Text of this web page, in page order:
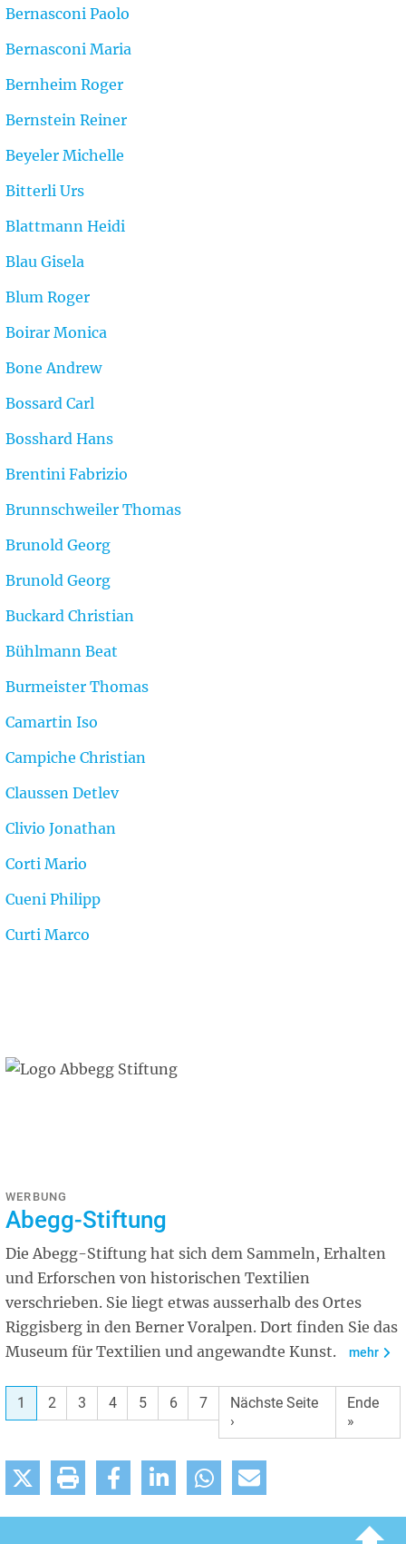
Bernasconi Paolo
Bernasconi Maria
Bernheim Roger
Bernstein Reiner
Beyeler Michelle
Bitterli Urs
Blattmann Heidi
Blau Gisela
Blum Roger
Boirar Monica
Bone Andrew
Bossard Carl
Bosshard Hans
Brentini Fabrizio
Brunnschweiler Thomas
Brunold Georg
Brunold Georg
Buckard Christian
Bühlmann Beat
Burmeister Thomas
Camartin Iso
Campiche Christian
Claussen Detlev
Clivio Jonathan
Corti Mario
Cueni Philipp
Curti Marco
WERBUNG
Abegg-Stiftung
Die Abegg-Stiftung hat sich dem Sammeln, Erhalten
und Erforschen von historischen Textilien
verschrieben. Sie liegt etwas ausserhalb des Ortes
Riggisberg in den Berner Voralpen. Dort finden Sie das
Museum für Textilien und angewandte Kunst.
mehr
1 2 3 4 5 6 7
Nächste
Seite
Nächste Seite
›
Letzte
Seite
Ende
»